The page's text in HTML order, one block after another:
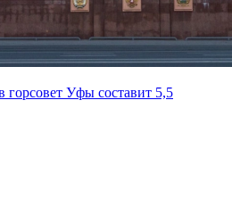
Уфы составит 5,5